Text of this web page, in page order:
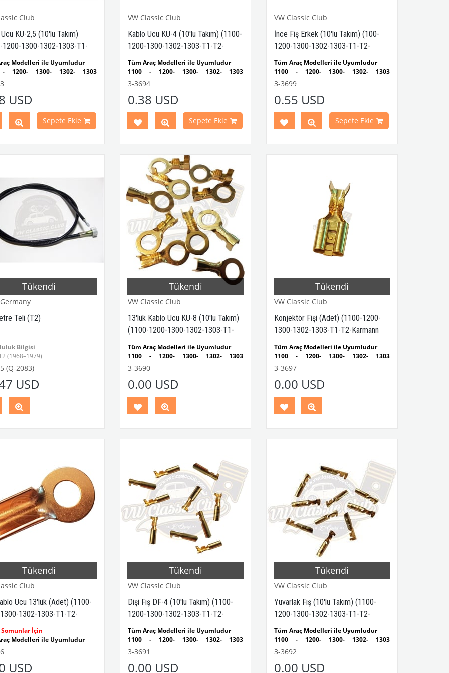
Club
KU-2,5 (10'lu Takım)
1200-1300-1302-1303-T1-
Ghia-Variant)
Modelleri ile Uyumludur
- 1200- 1300- 1302- 1303
Modelleri ile Uyumludur
Modelleri ile Uyumludur
Modelleri ile Uyumludur
(Type 3) ve Karmann Ghia
USD
Sepete Ekle
VW Classic Club
Kablo Ucu KU-4 (10'lu Takım) (1100-
1200-1300-1302-1303-T1-T2-
Karmann Ghia-Variant)
Tüm Araç Modelleri ile Uyumludur
1100 - 1200- 1300- 1302- 1303
Kaplumbağa Modelleri ile Uyumludur
Kaplumbağa Modelleri ile Uyumludur
Minibüs Modelleri ile Uyumludur
Variant (Type 3) ve Karmann Ghia
3-3694
8426306010246
3-3694
0.38 USD
Sepete Ekle
VW Classic Club
İnce Fiş Erkek (10'lu Takım) (100-
1200-1300-1302-1303-T1-T2-
Karmann Ghia-Variant)
Tüm Araç Modelleri ile Uyumludur
1100 - 1200- 1300- 1302- 1303
Kaplumbağa Modelleri ile Uyumludur
Kaplumbağa Modelleri ile Uyumludur
Minibüs Modelleri ile Uyumludur
Variant (Type 3) ve Karmann Ghia
3-3699
0.55 USD
Sepete Ekle
Tükendi
Teli (T2)
Bilgisi
(1968–1979)
T2 B Kasa
Parça No:3-3055
Volkswagen T2 modelleri için
(Q-2083)
USD
Tükendi
VW Classic Club
13'lük Kablo Ucu KU-8 (10'lu Takım)
(1100-1200-1300-1302-1303-T1-
T2-Karmann Ghia-Variant)
Tüm Araç Modelleri ile Uyumludur
1100 - 1200- 1300- 1302- 1303
Kaplumbağa Modelleri ile Uyumludur
Kaplumbağa Modelleri ile Uyumludur
Variant (Type 3) ve Karmann Ghia
3-3690
0.00 USD
Tükendi
VW Classic Club
Konjektör Fişi (Adet) (1100-1200-
1300-1302-1303-T1-T2-Karmann
Ghia-Variant)
Tüm Araç Modelleri ile Uyumludur
1100 - 1200- 1300- 1302- 1303
Kaplumbağa Modelleri ile Uyumludur
Kaplumbağa Modelleri ile Uyumludur
Variant (Type 3) ve Karmann Ghia
3-3697
0.00 USD
Tükendi
Club
Ucu 13'lük (Adet) (1100-
1302-1303-T1-T2-
Ghia-Variant)
İçin
Modelleri ile Uyumludur
- 1200- 1300- 1302- 1303
1979 Yılları Arasındaki
USD
Tükendi
VW Classic Club
Dişi Fiş DF-4 (10'lu Takım) (1100-
1200-1300-1302-1303-T1-T2-
Karmann Ghia-Variant)
Tüm Araç Modelleri ile Uyumludur
1100 - 1200- 1300- 1302- 1303
Kaplumbağa Modelleri ile Uyumludur
Kaplumbağa Modelleri ile Uyumludur
3-3691
0.00 USD
Tükendi
VW Classic Club
Yuvarlak Fiş (10'lu Takım) (1100-
1200-1300-1302-1303-T1-T2-
Karmann Ghia-Variant)
Tüm Araç Modelleri ile Uyumludur
1100 - 1200- 1300- 1302- 1303
Kaplumbağa Modelleri ile Uyumludur
Kaplumbağa Modelleri ile Uyumludur
3-3692
0.00 USD